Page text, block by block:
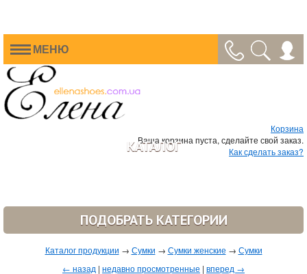
МЕНЮ
Корзина
Ваша корзина пуста, сделайте свой заказ.
Как сделать заказ?
КАТАЛОГ
ПОДОБРАТЬ КАТЕГОРИИ
Каталог продукции → Сумки → Сумки женские → Сумки
← назад | недавно просмотренные | вперед →